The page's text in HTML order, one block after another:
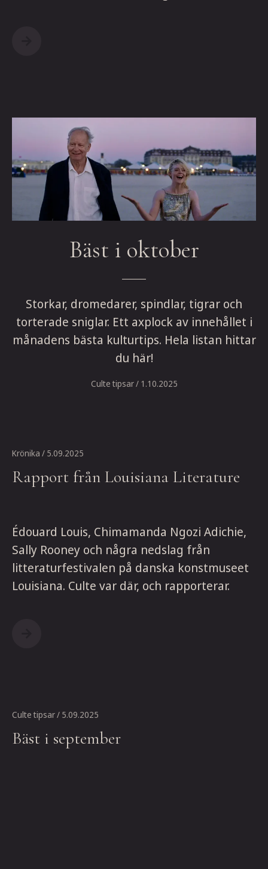
Bäst i oktober
Storkar, dromedarer, spindlar, tigrar och
torterade sniglar. Ett axplock av innehållet i
månadens bästa kulturtips. Hela listan hittar
du här!
Culte tipsar/ 1.10.2025
Krönika / 5.09.2025
Rapport från Louisiana Literature
Édouard Louis, Chimamanda Ngozi Adichie,
Sally Rooney och några nedslag från
litteraturfestivalen på danska konstmuseet
Louisiana. Culte var där, och rapporterar.
Culte tipsar/ 5.09.2025
Bäst i september